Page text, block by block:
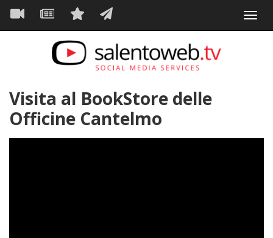
Salta
contenuto
Navigazione
principale
Visita al BookStore delle
Officine Cantelmo